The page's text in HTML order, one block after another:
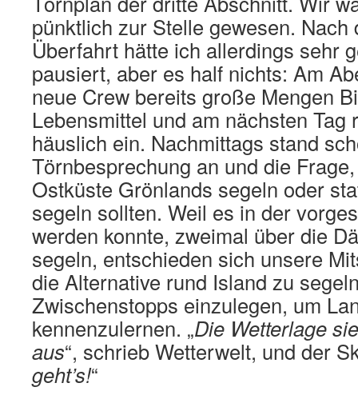
pünktlich zur Stelle gewesen. Nach
Überfahrt hätte ich allerdings sehr
pausiert, aber es half nichts: Am
neue Crew bereits große Mengen
Lebensmittel und am nächsten Tag
häuslich ein. Nachmittags stand
Törnbesprechung an und die
Ostküste Grönlands segeln oder
segeln sollten. Weil es in der
werden konnte, zweimal über die
segeln, entschieden sich unsere
die Alternative rund Island zu
Zwischenstopps einzulegen, um
kennenzulernen. „Die Wetterlage
aus“, schrieb Wetterwelt, und der
geht’s!“